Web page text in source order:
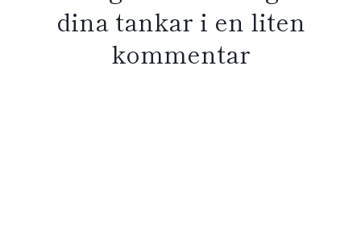
dina tankar i en liten
kommentar